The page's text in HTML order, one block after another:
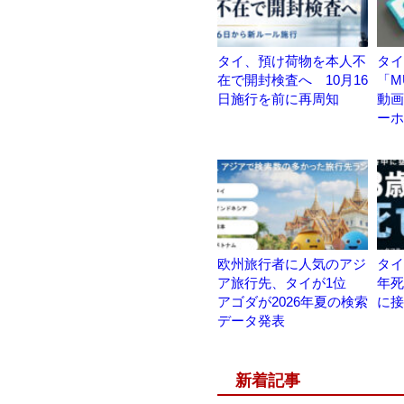
タイ、預け荷物を本人不
在で開封検査へ 10月16
日施行を前に再周知
タ
「
動
ー
欧州旅行者に人気のアジ
ア旅行先、タイが1位
アゴダが2026年夏の検索
データ発表
タ
年
に
新着記事